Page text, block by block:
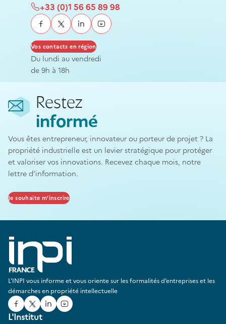
+33 (0)1 56 65 89 98
Facebook
TwitterLinked InYoutube
Vos contacts en région
Du lundi au vendredi
de 9h à 18h
Restez
informé
Vous êtes entrepreneur, innovateur ou porteur de projet ? La
propriété industrielle est un levier stratégique pour protéger
et valoriser vos innovations. Recevez chaque mois, notre
lettre d’information.
Je souhaite m’inscrire
L'INPI vous informe et vous oriente sur les formalités d’entreprises et les
démarches en propriété intellectuelle
Facebook
TwitterLinked In
Youtube
L'Institut